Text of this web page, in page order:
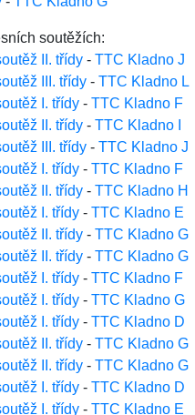
soutěžích:
II. třídy - TTC Kladno J
III. třídy - TTC Kladno L
I. třídy - TTC Kladno F
II. třídy - TTC Kladno I
III. třídy - TTC Kladno J
I. třídy - TTC Kladno F
II. třídy - TTC Kladno H
I. třídy - TTC Kladno E
II. třídy - TTC Kladno G
II. třídy - TTC Kladno G
I. třídy - TTC Kladno F
I. třídy - TTC Kladno G
I. třídy - TTC Kladno D
II. třídy - TTC Kladno G
II. třídy - TTC Kladno G
I. třídy - TTC Kladno D
I. třídy - TTC Kladno E